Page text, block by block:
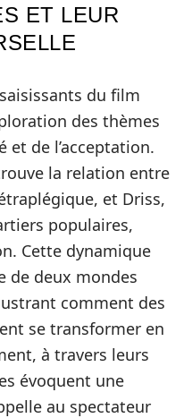
ET LEUR
du film
des thèmes
et de l’acceptation.
la relation entre
et Driss,
populaires,
Cette dynamique
de deux mondes
comment des
se transformer en
à travers leurs
évoquent une
au spectateur